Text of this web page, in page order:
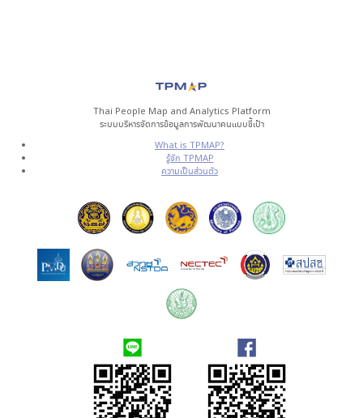
Thai People Map and Analytics Platform
ระบบบริหารจัดการข้อมูลการพัฒนาคนแบบชี้เป้า
What is TPMAP?
รู้จัก TPMAP
ความเป็นส่วนตัว